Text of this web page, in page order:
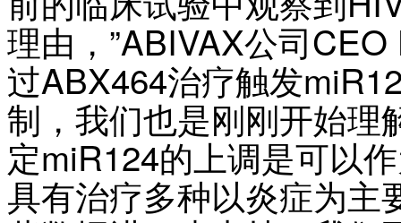
理由，”ABIVAX公司
过ABX464治疗触发
制，我们也是刚刚开始理
定miR124的上调是可以
具有治疗多种以炎症为主